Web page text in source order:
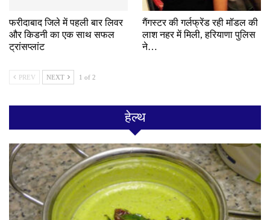
फरीदाबाद जिले में पहली बार लिवर
और किडनी का एक साथ सफल
ट्रांसप्लांट
गैंगस्टर की गर्लफ्रेंड रही मॉडल की
लाश नहर में मिली, हरियाणा पुलिस
ने…
PREV NEXT 1 of 2
हेल्थ